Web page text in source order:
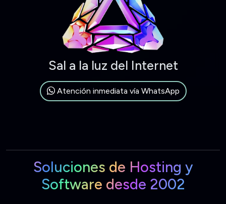
Sal a la luz del Internet
Atención inmediata vía WhatsApp
Soluciones de Hosting y
Software desde 2002